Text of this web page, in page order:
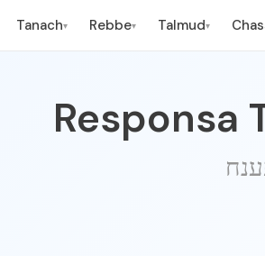
Tanach▾ Rebbe▾ Talmud▾
Responsa